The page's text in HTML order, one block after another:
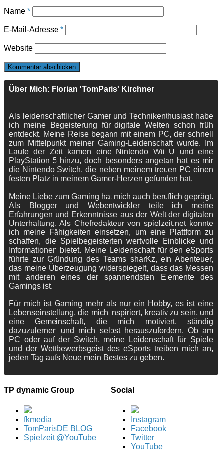
Name *
E-Mail-Adresse *
Website
Über Mich: Florian 'TomParis' Kirchner
Als leidenschaftlicher Gamer und Technikenthusiast habe
ich meine Begeisterung für digitale Welten schon früh
entdeckt. Meine Reise begann mit einem PC, der schnell
zum Mittelpunkt meiner Gaming-Leidenschaft wurde. Im
Laufe der Zeit kamen eine Nintendo Wii U und eine
PlayStation 5 hinzu, doch besonders angetan hat es mir
die Nintendo Switch, die neben meinem treuen PC einen
festen Platz in meinem Gamer-Herzen gefunden hat.
Meine Liebe zum Gaming hat mich auch beruflich geprägt.
Als Blogger und Webentwickler teile ich meine
Erfahrungen und Erkenntnisse aus der Welt der digitalen
Unterhaltung. Als Chefredakteur von spielzeit.net konnte
ich meine Fähigkeiten einsetzen, um eine Plattform zu
schaffen, die Spielbegeisterten wertvolle Einblicke und
Informationen bietet. Meine Leidenschaft für den eSports
führte zur Gründung des Teams sharKz, ein Abenteuer,
das meine Überzeugung widerspiegelt, dass das Messen
mit anderen eines der spannendsten Elemente des
Gamings ist.
Für mich ist Gaming mehr als nur ein Hobby, es ist eine
Lebenseinstellung, die mich inspiriert, kreativ zu sein, und
eine Gemeinschaft, die mich motiviert, ständig
dazuzulernen und mich selbst herauszufordern. Ob am
PC oder auf der Switch, meine Leidenschaft für Spiele
und der Wettbewerbsgeist des eSports treiben mich an,
jeden Tag aufs Neue mein Bestes zu geben.
TP dynamic Group
fkmedia
TomParisDE BLOG
Spielzeit @YouTube
Social
Instagram
Facebook
Twitter
YouTube